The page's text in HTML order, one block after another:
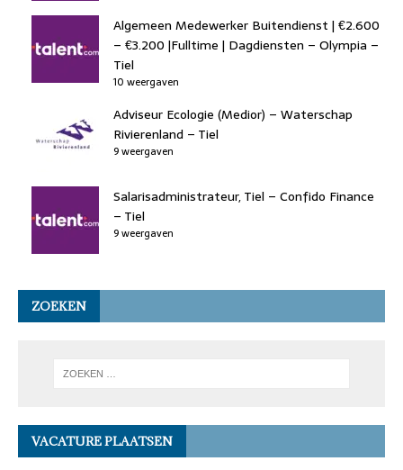
Algemeen Medewerker Buitendienst | €2.600
– €3.200 |Fulltime | Dagdiensten – Olympia –
Tiel
10 weergaven
Adviseur Ecologie (Medior) – Waterschap
Rivierenland – Tiel
9 weergaven
Salarisadministrateur, Tiel – Confido Finance
– Tiel
9 weergaven
ZOEKEN
VACATURE PLAATSEN